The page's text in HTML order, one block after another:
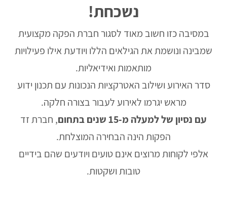
נשכחת!
במסיבה כזו חשוב מאוד לסגור חברת הפקה מקצועית
שמבינה ונושמת את הגילאים הללו ויודעת אילו פעילויות
מותאמות ואידיאליות.
סדר האירוע ושילוב האטרקציות הנכונות עם תכנון ידוע
מראש יגרמו לאירוע לעבור בצורה חלקה.
עם נסיון של למעלה מ-15 שנים בתחום
, חברת זד
הפקות הינה הבחירה המוצלחת.
אלפי לקוחות מרוצים אינם טועים ויודעים שהם בידיים
טובות ושקטות.